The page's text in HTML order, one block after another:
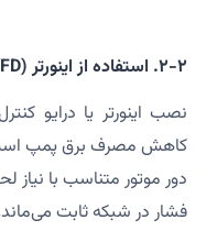
۲-۲. استفاده از اینورتر (VFD)
نصب اینورتر یا درایو
کاهش مصرف برق پمپ است.
دور موتور متناسب با نیاز
فشار در شبکه ثابت